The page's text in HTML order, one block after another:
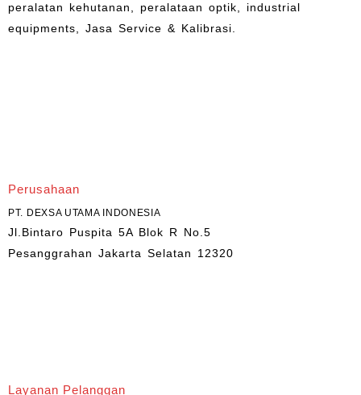
peralatan kehutanan, peralataan optik, industrial
equipments, Jasa Service & Kalibrasi.
Perusahaan
PT. DEXSA UTAMA INDONESIA
Jl.Bintaro Puspita 5A Blok R No.5
Pesanggrahan Jakarta Selatan 12320
Layanan Pelanggan